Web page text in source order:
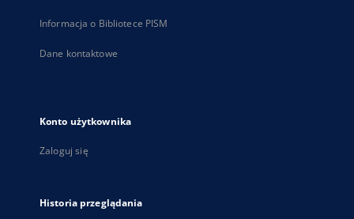
Informacja o Bibliotece PISM
Dane kontaktowe
Konto użytkownika
Zaloguj się
Historia przeglądania